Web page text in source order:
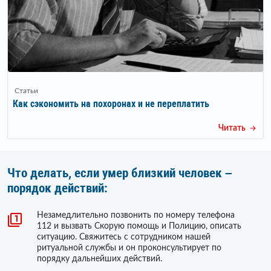
Статьи
Как сэкономить на похоронах и не переплатить
Читать
Что делать, если умер близкий человек –
порядок действий:
Незамедлительно позвонить по номеру телефона
112 и вызвать Скорую помощь и Полицию, описать
ситуацию. Свяжитесь с сотрудником нашей
ритуальной службы и он проконсультирует по
порядку дальнейших действий.